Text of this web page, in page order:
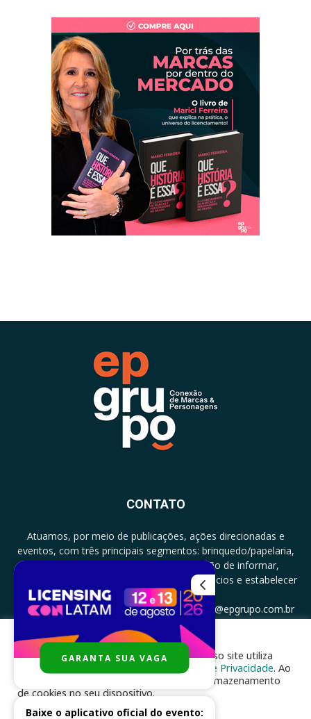
CONTATO
Atuamos, por meio de publicações, ações direcionadas e
eventos, com três principais segmentos: brinquedo/papelaria,
licenciamento e zero a três com a missão de informar,
documentar, proporcionar encontro de negócios e estabelecer
parcerias.
CONTATO: +5511994513097 - atendimento@epgrupo.com.br
SIGA-NOS
Para melhor experiência e navegação, nosso site utiliza
cookies, de acordo com a nossa
Política de Privacidade. Ao
clicar em “aceito”, você concorda com o armazenamento
de cookies no seu dispositivo.
GARANTA SUA VAGA
Baixe o aplicativo oficial do evento: